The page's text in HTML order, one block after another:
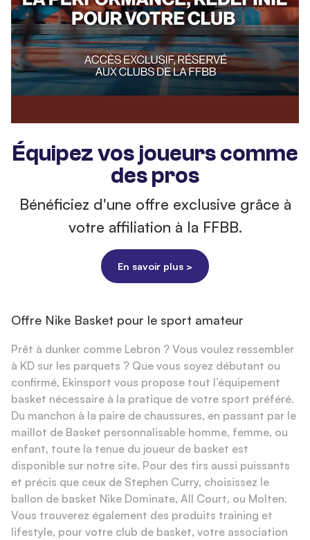
Équipez vos joueurs comme
des pros
Bénéficiez d'une offre exclusive grâce à
votre affiliation à la FFBB.
En savoir plus >
Offre Nike Basket pour le sport amateur
Prêt à dunker comme Lebron ? Vous voulez ressembler
à KD sur les parquets ? Que vous soyez débutant ou
confirmé, Ekinsport vous propose tout l’équipement
basket nécessaire à la pratique de votre sport préféré.
Du manchon à la paire de chaussures, en passant par le
maillot de Basket personnalisable homme, femme, ou
enfant, toute la tenue du joueur de basket est
disponible sur notre site. Pour des tirs aussi puissants
et précis que ceux de Stephen Curry, choisissez le
ballon de basket Nike Dominate, All Court, ou Molten.
Vous trouverez également des produits training et
lifestyle, pour votre club de basket, votre association